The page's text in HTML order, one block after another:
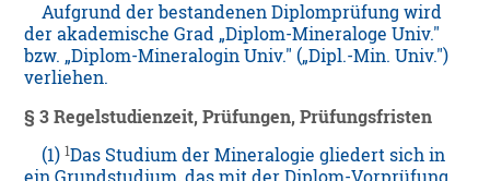
Aufgrund der bestandenen Diplomprüfung wird
der akademische Grad „Diplom-Mineraloge Univ."
bzw. „Diplom-Mineralogin Univ." („Dipl.-Min. Univ.")
verliehen.
§ 3 Regelstudienzeit, Prüfungen, Prüfungsfristen
(1)1Das Studium der Mineralogie gliedert sich in